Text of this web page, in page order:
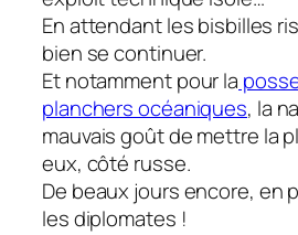
En attendant les bisbilles
bien se continuer.
Et notamment pour la
planchers océaniques, la
mauvais goût de mettre la
eux, côté russe.
De beaux jours encore, en
les diplomates !